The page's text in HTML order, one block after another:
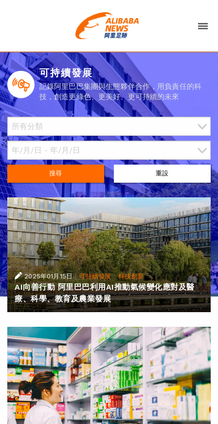
可持續發展
記錄阿里巴巴集團與生態夥伴合作，用負責任的科
技，創造更綠色、更美好、更可持續的未來
搜尋 重設
2025年01月15日 |可持續發展·科技創新
AI向善行動 阿里巴巴利用AI推動氣候變化應對及醫
療、科學、教育及農業發展